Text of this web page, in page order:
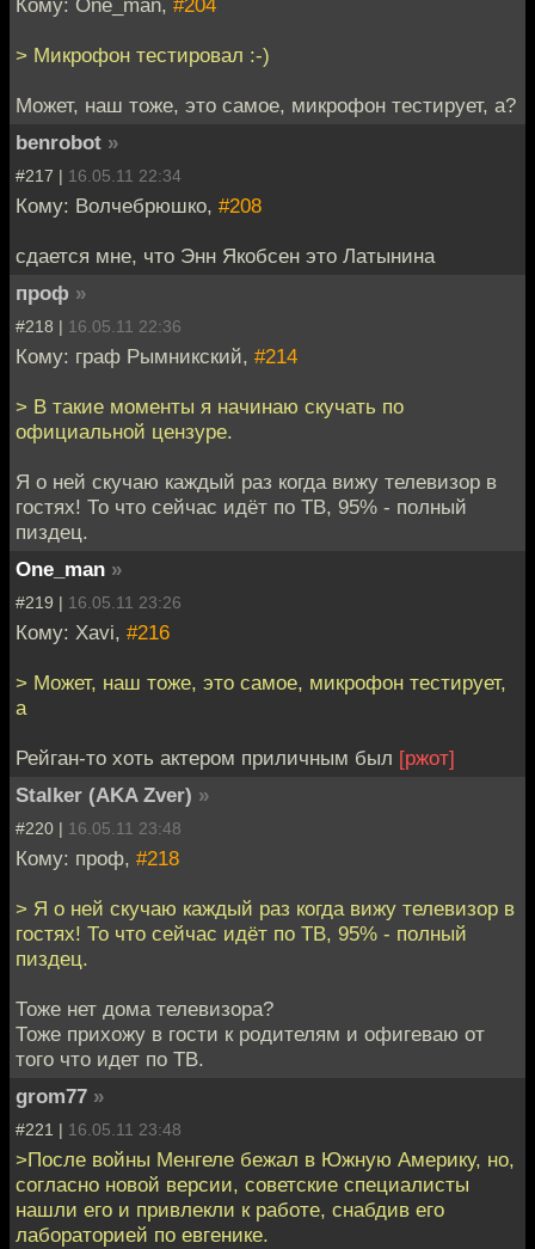
Кому: One_man, #204
> Микрофон тестировал :-)
Может, наш тоже, это самое, микрофон тестирует, а?
benrobot »
#217 | 16.05.11 22:34
Кому: Волчебрюшко, #208
сдается мне, что Энн Якобсен это Латынина
проф »
#218 | 16.05.11 22:36
Кому: граф Рымникский, #214
> В такие моменты я начинаю скучать по
официальной цензуре.
Я о ней скучаю каждый раз когда вижу телевизор в
гостях! То что сейчас идёт по ТВ, 95% - полный
пиздец.
One_man »
#219 | 16.05.11 23:26
Кому: Xavi, #216
> Может, наш тоже, это самое, микрофон тестирует,
а
Рейган-то хоть актером приличным был [ржот]
Stalker (AKA Zver) »
#220 | 16.05.11 23:48
Кому: проф, #218
> Я о ней скучаю каждый раз когда вижу телевизор в
гостях! То что сейчас идёт по ТВ, 95% - полный
пиздец.
Тоже нет дома телевизора?
Тоже прихожу в гости к родителям и офигеваю от
того что идет по ТВ.
grom77 »
#221 | 16.05.11 23:48
>После войны Менгеле бежал в Южную Америку, но,
согласно новой версии, советские специалисты
нашли его и привлекли к работе, снабдив его
лабораторией по евгенике.